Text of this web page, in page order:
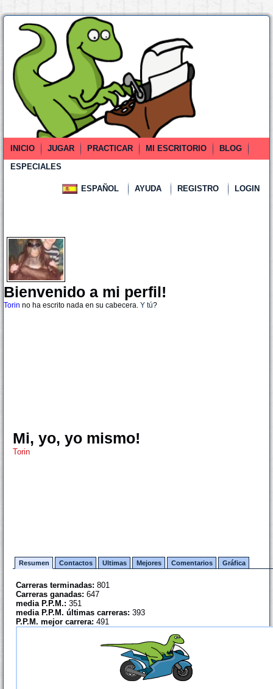
INICIO JUGAR PRACTICAR MI ESCRITORIO
BLOG
ESPECIALES
ESPAÑOL AYUDA REGISTRO LOGIN
Bienvenido a mi perfil!
Torin no ha escrito nada en su cabecera. Y tú?
Mi, yo, yo mismo!
Torin
Resumen Contactos Ultimas Mejores Comentarios Gráfica
Carreras terminadas: 801
Carreras ganadas: 647
media P.P.M.: 351
media P.P.M. últimas carreras: 393
P.P.M. mejor carrera: 491